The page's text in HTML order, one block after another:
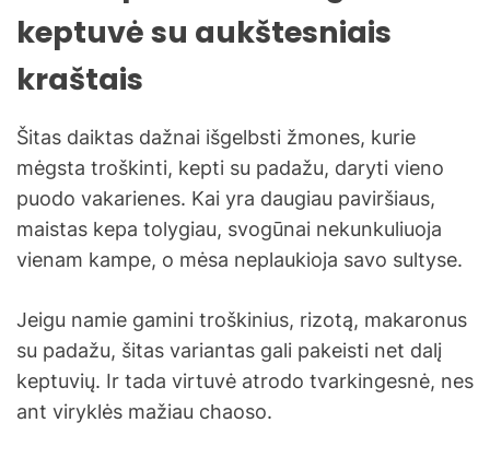
keptuvė su aukštesniais
kraštais
Šitas daiktas dažnai išgelbsti žmones, kurie
mėgsta troškinti, kepti su padažu, daryti vieno
puodo vakarienes. Kai yra daugiau paviršiaus,
maistas kepa tolygiau, svogūnai nekunkuliuoja
vienam kampe, o mėsa neplaukioja savo sultyse.
Jeigu namie gamini troškinius, rizotą, makaronus
su padažu, šitas variantas gali pakeisti net dalį
keptuvių. Ir tada virtuvė atrodo tvarkingesnė, nes
ant viryklės mažiau chaoso.